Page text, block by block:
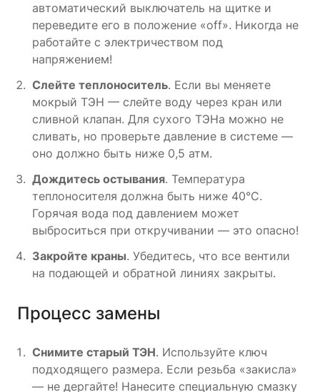
автоматический выключатель на щитке и
переведите его в положение «off». Никогда не
работайте с электричеством под
напряжением!
Слейте теплоноситель. Если вы меняете
мокрый ТЭН — слейте воду через кран или
сливной клапан. Для сухого ТЭНа можно не
сливать, но проверьте давление в системе —
оно должно быть ниже 0,5 атм.
Дождитесь остывания. Температура
теплоносителя должна быть ниже 40°C.
Горячая вода под давлением может
выброситься при откручивании — это опасно!
Закройте краны. Убедитесь, что все вентили
на подающей и обратной линиях закрыты.
Процесс замены
Снимите старый ТЭН. Используйте ключ
подходящего размера. Если резьба «закисла»
— не дергайте! Нанесите специальную смазку